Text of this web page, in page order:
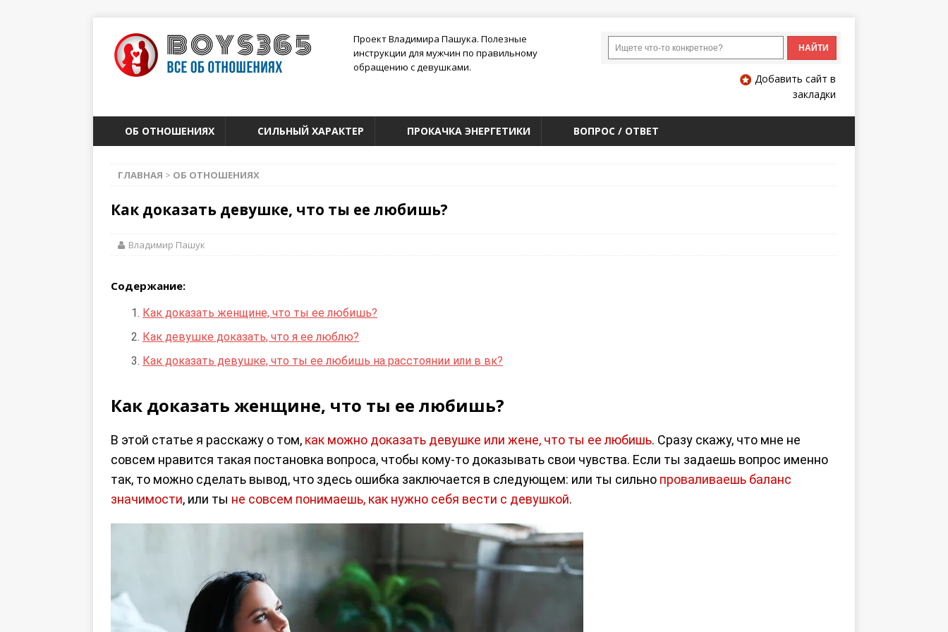
Проект Владимира Пашука. Полезные
инструкции для мужчин по правильному
обращению с девушками.
Добавить сайт в
закладки
ОБ ОТНОШЕНИЯХ СИЛЬНЫЙ ХАРАКТЕР ПРОКАЧКА ЭНЕРГЕТИКИ ВОПРОС / ОТВЕТ
ГЛАВНАЯ > ОБ ОТНОШЕНИЯХ
Как доказать девушке, что ты ее любишь?
Владимир Пашук
Содержание:
Как доказать женщине, что ты ее любишь?
Как девушке доказать, что я ее люблю?
Как доказать девушке, что ты ее любишь на расстоянии или в вк?
Как доказать женщине, что ты ее любишь?
В этой статье я расскажу о том, как можно доказать девушке или жене, что ты ее любишь. Сразу скажу, что мне не
совсем нравится такая постановка вопроса, чтобы кому-то доказывать свои чувства. Если ты задаешь вопрос именно
так, то можно сделать вывод, что здесь ошибка заключается в следующем: или ты сильно проваливаешь баланс
значимости, или ты не совсем понимаешь, как нужно себя вести с девушкой.